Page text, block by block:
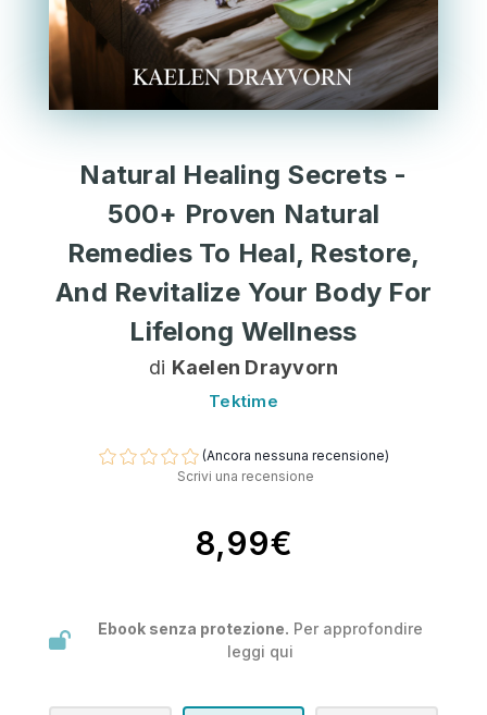
Natural Healing Secrets -
500+ Proven Natural
Remedies To Heal, Restore,
And Revitalize Your Body For
Lifelong Wellness
di Kaelen Drayvorn
Tektime
(Ancora nessuna recensione)
Scrivi una recensione
8,99€
Ebook senza protezione. Per approfondire
leggi qui